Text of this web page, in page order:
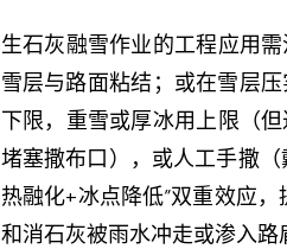
生石灰融雪作业的工程应用
雪层与路面粘结；或在雪层
下限，重雪或厚冰用上限（
堵塞撒布口），或人工手撒（
热融化+冰点降低”双重效应
和消石灰被雨水冲走或渗入路